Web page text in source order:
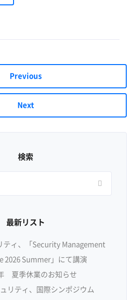
セキュリティが重要なのか、
Previous
Next
検索
最新リスト
ティ、「Security Management
2026 Summer」にて講演
夏季休業のお知らせ
リティ、国際シンポジウム